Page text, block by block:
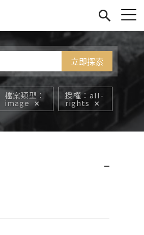
們
to Main content
檔案類型
image
授權 all-
rights